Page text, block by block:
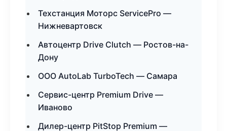
Техстанция Моторс ServicePro —
Нижневартовск
Автоцентр Drive Clutch — Ростов-на-
Дону
ООО AutoLab TurboTech — Самара
Сервис-центр Premium Drive —
Иваново
Дилер-центр PitStop Premium —